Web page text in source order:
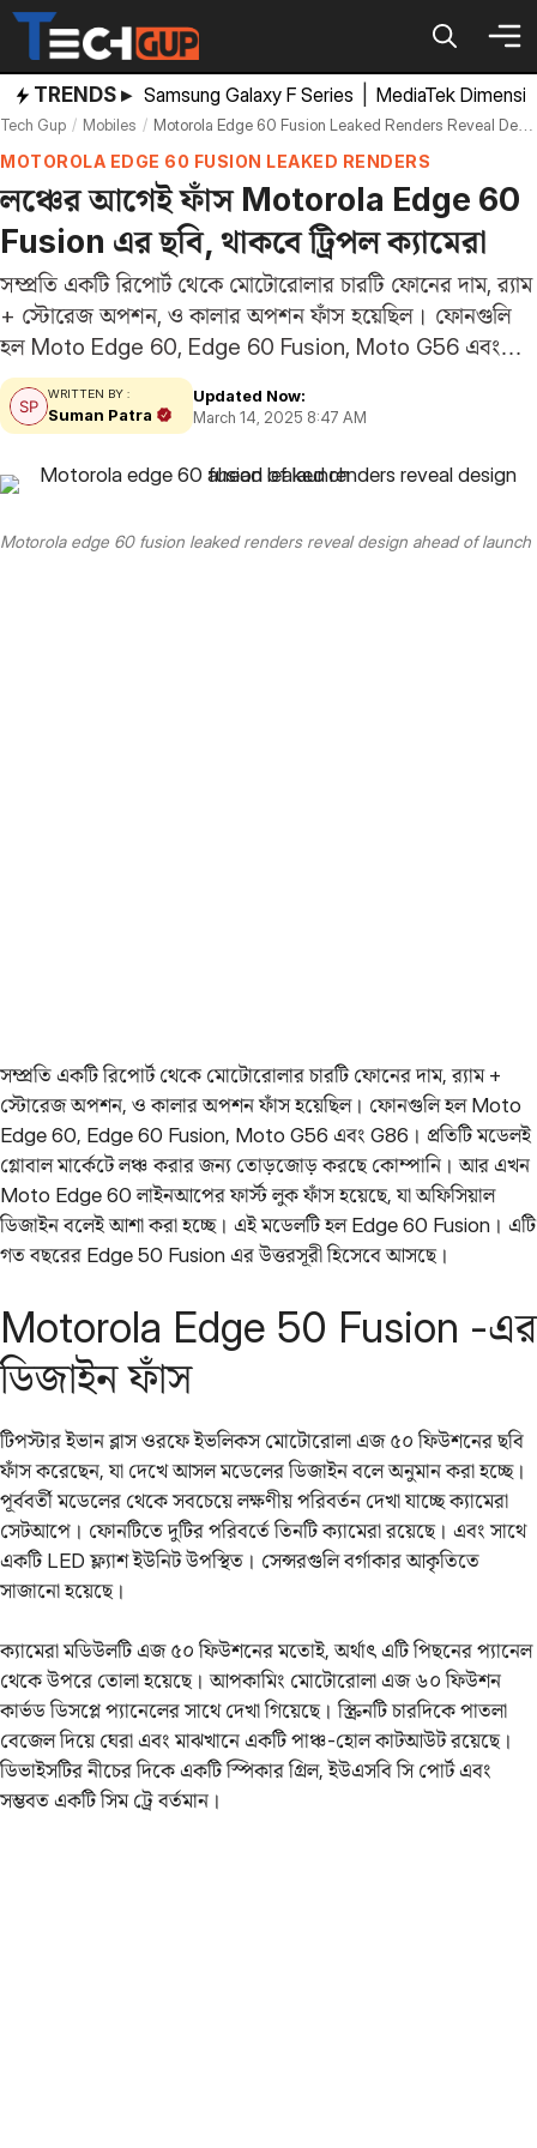
Skip
content
TRENDS ▸ Samsung Galaxy F Series MediaTek
Tech Gup Mobiles Motorola Edge 60 Fusion Leaked Renders Reveal Design Ahead Of Launch
MOTOROLA EDGE 60 FUSION LEAKED RENDERS
লঞ্চের আগেই ফাঁস Motorola Edge 60
Fusion এর ছবি, থাকবে ট্রিপল ক্যামেরা
সম্প্রতি একটি রিপোর্ট থেকে মোটোরোলার চারটি ফোনের দাম, র‍্যাম
+ স্টোরেজ অপশন, ও কালার অপশন ফাঁস হয়েছিল। ফোনগুলি
হল Moto Edge 60, Edge 60 Fusion, Moto G56 এবং
G86। প্রতিটি মডেলই গ্লোবাল মার্কেটে লঞ্চ করার জন্য তোড়জোড়
করছে কোম্পানি। আর…
WRITTEN BY :
Suman Patra
Updated Now:
March 14, 2025 8:47 AM
Motorola edge 60 fusion leaked renders reveal design ahead of launch
সম্প্রতি একটি রিপোর্ট থেকে মোটোরোলার চারটি ফোনের দাম, র‍্যাম +
স্টোরেজ অপশন, ও কালার অপশন ফাঁস হয়েছিল। ফোনগুলি হল Moto
Edge 60, Edge 60 Fusion, Moto G56 এবং G86। প্রতিটি মডেলই
গ্লোবাল মার্কেটে লঞ্চ করার জন্য তোড়জোড় করছে কোম্পানি। আর এখন
Moto Edge 60 লাইনআপের ফার্স্ট লুক ফাঁস হয়েছে, যা অফিসিয়াল
ডিজাইন বলেই আশা করা হচ্ছে। এই মডেলটি হল Edge 60 Fusion। এটি
গত বছরের Edge 50 Fusion এর উত্তরসূরী হিসেবে আসছে।
Motorola Edge 50 Fusion -এর
ডিজাইন ফাঁস
টিপস্টার ইভান ব্লাস ওরফে ইভলিকস মোটোরোলা এজ ৫০ ফিউশনের ছবি
ফাঁস করেছেন, যা দেখে আসল মডেলের ডিজাইন বলে অনুমান করা হচ্ছে।
পূর্ববর্তী মডেলের থেকে সবচেয়ে লক্ষণীয় পরিবর্তন দেখা যাচ্ছে ক্যামেরা
সেটআপে। ফোনটিতে দুটির পরিবর্তে তিনটি ক্যামেরা রয়েছে। এবং সাথে
একটি LED ফ্ল্যাশ ইউনিট উপস্থিত। সেন্সরগুলি বর্গাকার আকৃতিতে
সাজানো হয়েছে।
ক্যামেরা মডিউলটি এজ ৫০ ফিউশনের মতোই, অর্থাৎ এটি পিছনের প্যানেল
থেকে উপরে তোলা হয়েছে। আপকামিং মোটোরোলা এজ ৬০ ফিউশন
কার্ভড ডিসপ্লে প্যানেলের সাথে দেখা গিয়েছে। স্ক্রিনটি চারদিকে পাতলা
বেজেল দিয়ে ঘেরা এবং মাঝখানে একটি পাঞ্চ-হোল কাটআউট রয়েছে।
ডিভাইসটির নীচের দিকে একটি স্পিকার গ্রিল, ইউএসবি সি পোর্ট এবং
সম্ভবত একটি সিম ট্রে বর্তমান।